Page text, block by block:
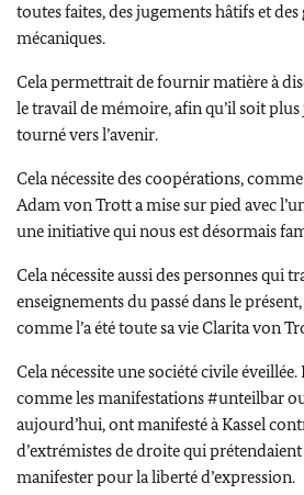
toutes faites, des jugements hâtifs et
mécaniques.
Cela permettrait de fournir matière à
le travail de mémoire, afin qu’il soit
tourné vers l’avenir.
Cela nécessite des coopérations,
Adam von Trott a mise sur pied avec
une initiative qui nous est désormais
Cela nécessite aussi des personnes qui
enseignements du passé dans le
comme l’a été toute sa vieClarita von
Cela nécessite une société civile
comme les manifestations #unteilbar
aujourd’hui, ont manifesté àKassel
d’extrémistes de droite qui
manifester pour la liberté d’expression.